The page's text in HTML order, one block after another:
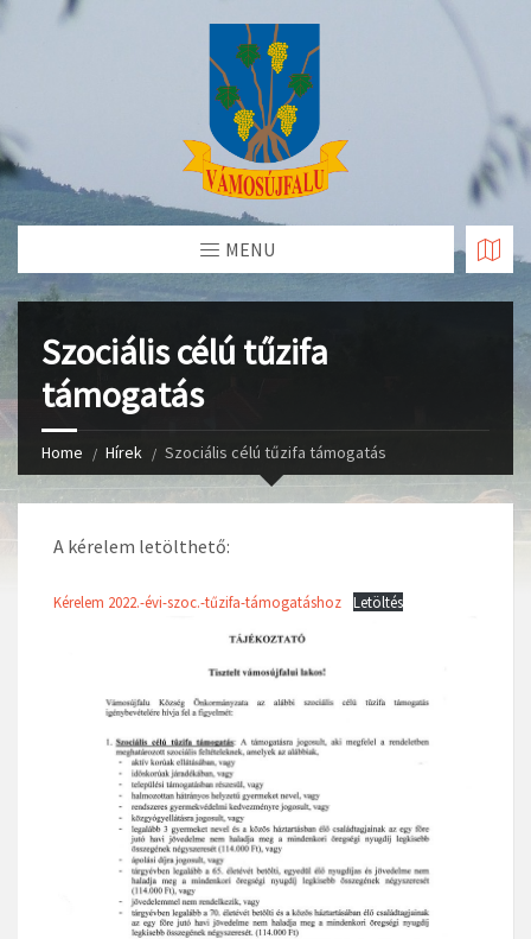
Skip
MENU
Szociális célú tűzifa
támogatás
Home Hírek Szociális célú tűzifa támogatás
A kérelem letölthető:
Kérelem 2022.-évi-szoc.-tűzifa-támogatáshoz Letöltés